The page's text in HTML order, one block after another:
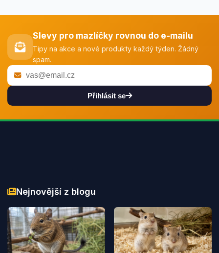
Slevy pro mazlíčky rovnou do e-mailu
Tipy na akce a nové produkty každý týden. Žádný
spam.
Přihlásit se
Nejnovější z blogu